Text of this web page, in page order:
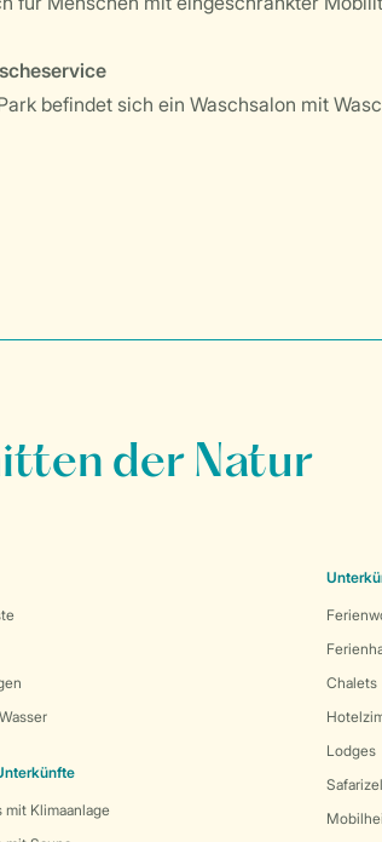
befindet sich ein Waschsalon mit
der Natur
mit Klimaanlage
Chalets
Lodges